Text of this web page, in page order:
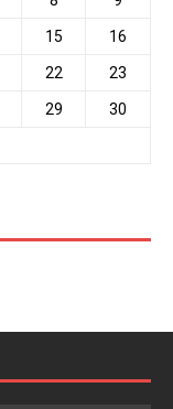
15 16
22 23
29 30